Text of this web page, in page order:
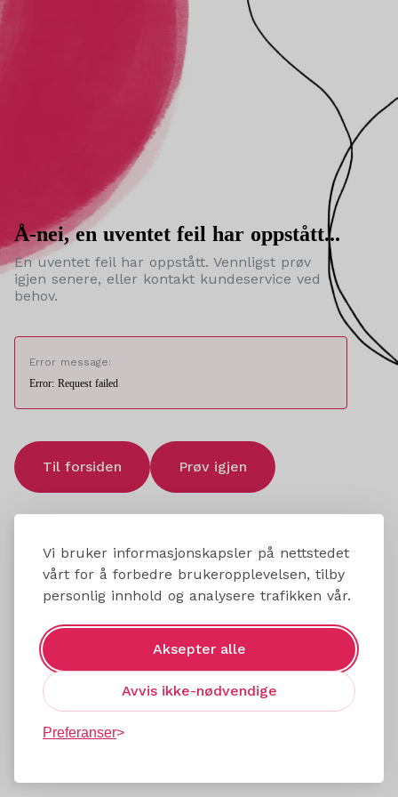
Vi bruker informasjonskapsler på nettstedet
vårt for å forbedre brukeropplevelsen, tilby
personlig innhold og analysere trafikken vår.
Aksepter alle
Avvis ikke-nødvendige
Preferanser
Å-nei, en uventet feil har oppstått...
En uventet feil har oppstått. Vennligst prøv
igjen senere, eller kontakt kundeservice ved
behov.
Error message:
Error: Request failed
Til forsiden Prøv igjen